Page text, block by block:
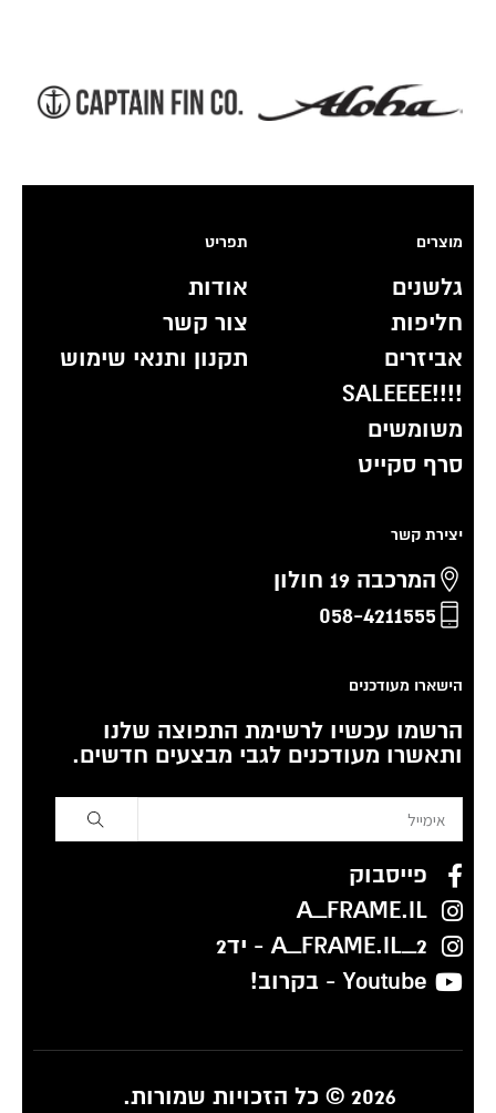
מוצרים
גלשנים
חליפות
אביזרים
!!!!SALEEEE
משומשים
סרף סקייט
תפריט
אודות
צור קשר
תקנון ותנאי שימוש
יצירת קשר
המרכבה 19 חולון
058-4211555
הישארו מעודכנים
הרשמו עכשיו לרשימת התפוצה שלנו
ותאשרו מעודכנים לגבי מבצעים חדשים.
פייסבוק
A_FRAME.IL
A_FRAME.IL_2 - יד2
Youtube - בקרוב!
2026 © כל הזכויות שמורות.